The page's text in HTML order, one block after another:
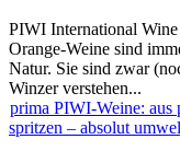
PIWI International
Orange-Weine sind
Natur. Sie sind zwar
Winzer verstehen...
prima PIWI-Weine: aus
spritzen – absolut